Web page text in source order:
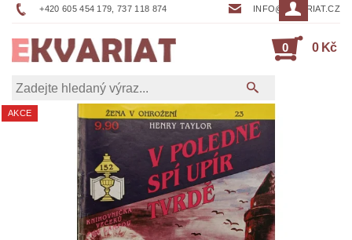
+420 605 454 179, 737 118 874 INFO@EKVARIAT.CZ
0 0 Kč
AKCE